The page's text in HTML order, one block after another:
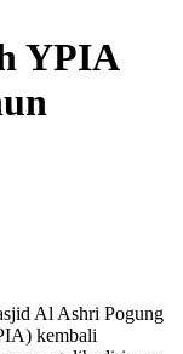
YPIA
Al Ashri Pogung
kembali